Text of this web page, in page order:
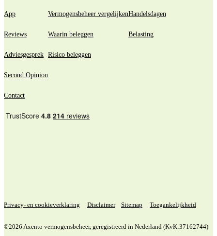
App
Reviews
Adviesgesprek
Second Opinion
Contact
Vermogensbeheer vergelijken
Waarin beleggen
Risico beleggen
Handelsdagen
Belasting
Privacy- en cookieverklaring Disclaimer Sitemap Toegankelijkheid
©2026 Axento vermogensbeheer, geregistreerd in Nederland (KvK:37162744)